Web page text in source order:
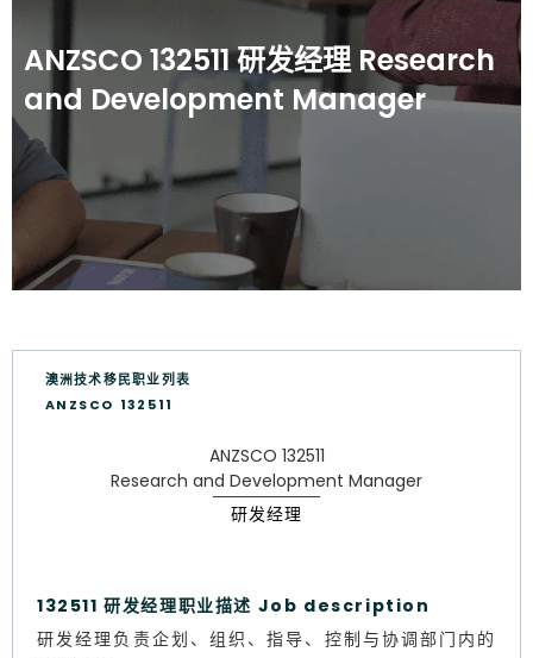
ANZSCO 132511 研发经理 Research
and Development Manager
澳洲技术移民职业列表
ANZSCO 132511
ANZSCO 132511
Research and Development Manager
研发经理
132511 研发经理职业描述 Job description
研发经理负责企划、组织、指导、控制与协调部门内的